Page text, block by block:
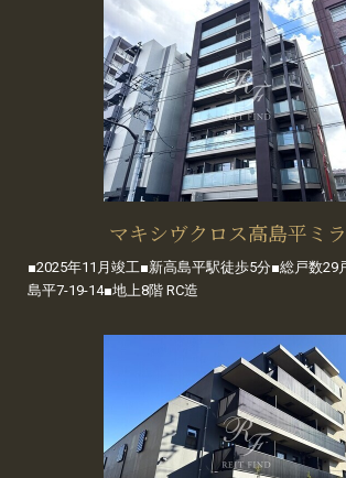
マキシヴクロス高島平ミ
■2025年11月竣工■新高島平駅徒歩5分■総戸数29
島平7-19-14■地上8階 RC造